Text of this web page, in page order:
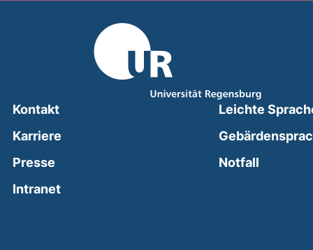
Kontakt
Karriere
Presse
Intranet(external link, opens in a new window)
Leichte
Notfall